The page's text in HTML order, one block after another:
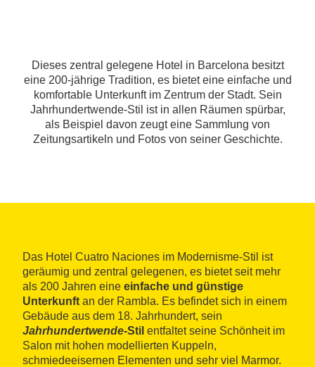
Dieses zentral gelegene Hotel in Barcelona besitzt
eine 200-jährige Tradition, es bietet eine einfache und
komfortable Unterkunft im Zentrum der Stadt. Sein
Jahrhundertwende-Stil ist in allen Räumen spürbar,
als Beispiel davon zeugt eine Sammlung von
Zeitungsartikeln und Fotos von seiner Geschichte.
Das Hotel Cuatro Naciones im Modernisme-Stil ist
geräumig und zentral gelegenen, es bietet seit mehr
als 200 Jahren eine einfache und günstige
Unterkunft an der Rambla. Es befindet sich in einem
Gebäude aus dem 18. Jahrhundert, sein
Jahrhundertwende-Stil entfaltet seine Schönheit im
Salon mit hohen modellierten Kuppeln,
schmiedeeisernen Elementen und sehr viel Marmor.